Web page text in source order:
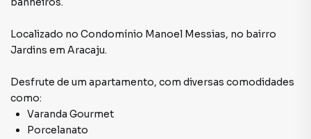
Localizado no Condomínio Manoel Messias, no bairro
Jardins em Aracaju.
Desfrute de um apartamento, com diversas comodidades
como:
Varanda Gourmet
Porcelanato